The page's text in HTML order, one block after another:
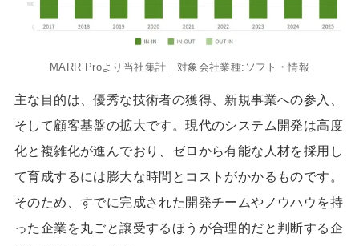
MARR Proより当社集計｜対象会社業種:ソフト・情報
主な目的は、優秀な技術者の獲得、新規事業への参入、
そして顧客基盤の拡大です。現代のシステム開発は高度
化と複雑化が進んでおり、ゼロから有能な人材を採用し
て育成するには膨大な時間とコストがかかるものです。
そのため、すでに完成された開発チームやノウハウを持
った企業を丸ごと譲受するほうが合理的だと判断する企